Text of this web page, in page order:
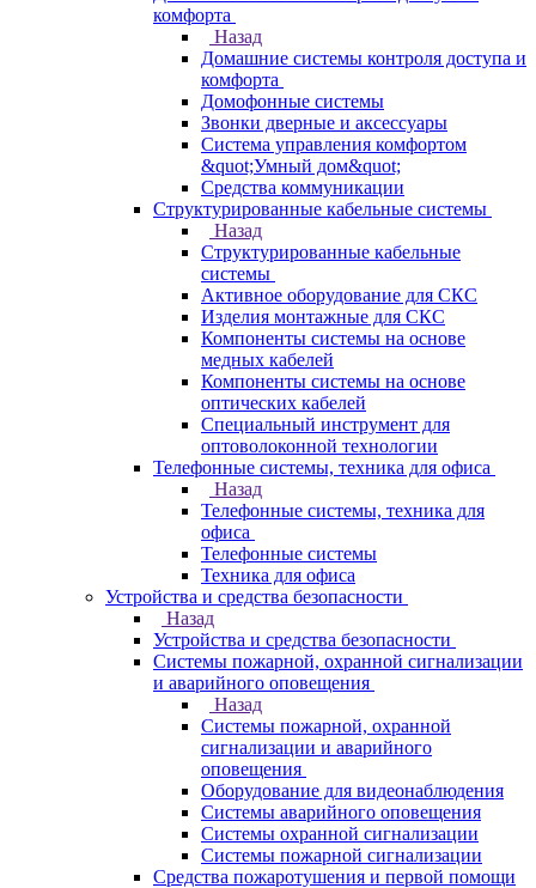
комфорта
Назад
Домашние системы контроля доступа и
комфорта
Домофонные системы
Звонки дверные и аксессуары
Система управления комфортом
&quot;Умный дом&quot;
Средства коммуникации
Структурированные кабельные системы
Назад
Структурированные кабельные
системы
Активное оборудование для СКС
Изделия монтажные для СКС
Компоненты системы на основе
медных кабелей
Компоненты системы на основе
оптических кабелей
Специальный инструмент для
оптоволоконной технологии
Телефонные системы, техника для офиса
Назад
Телефонные системы, техника для
офиса
Телефонные системы
Техника для офиса
Устройства и средства безопасности
Назад
Устройства и средства безопасности
Системы пожарной, охранной сигнализации
и аварийного оповещения
Назад
Системы пожарной, охранной
сигнализации и аварийного
оповещения
Оборудование для видеонаблюдения
Системы аварийного оповещения
Системы охранной сигнализации
Системы пожарной сигнализации
Средства пожаротушения и первой помощи